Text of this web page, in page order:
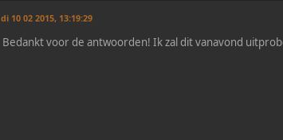
di 10 02 2015, 13:19:29
Bedankt voor de antwoorden! Ik zal dit vanavond